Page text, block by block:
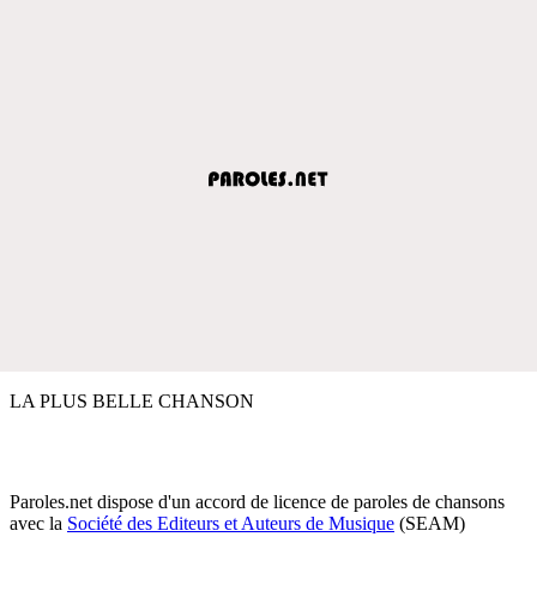
LA PLUS BELLE CHANSON
Paroles.net dispose d'un accord de licence de paroles de chansons
avec la Société des Editeurs et Auteurs de Musique (SEAM)